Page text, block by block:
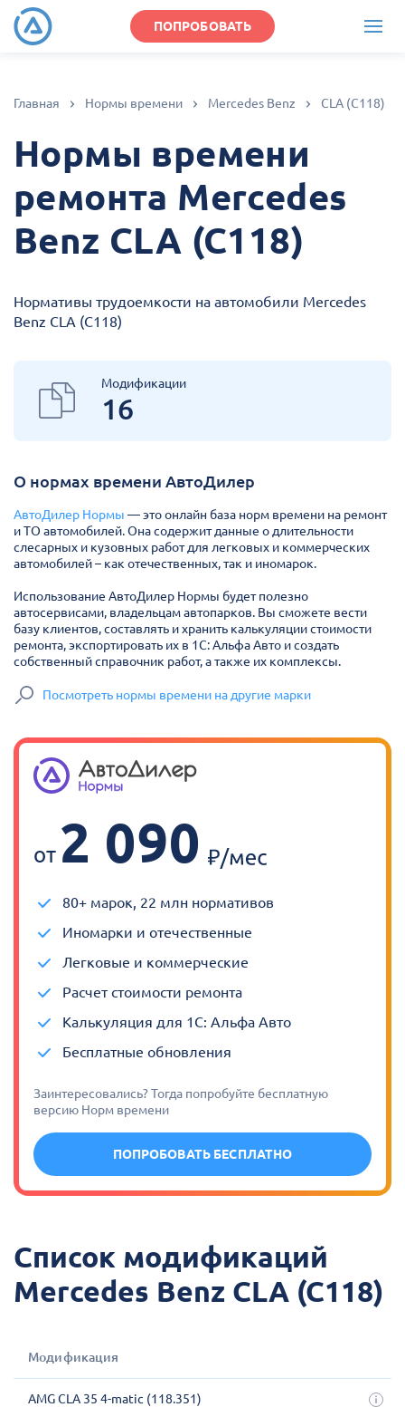
ПОПРОБОВАТЬ
Главная Нормы времени Mercedes Benz CLA (C118)
Нормы времени
ремонта Mercedes
Benz CLA (C118)
Нормативы трудоемкости на автомобили Mercedes
Benz CLA (C118)
Модификации
16
О нормах времени АвтоДилер
АвтоДилер Нормы — это онлайн база норм времени на ремонт
и ТО автомобилей. Она содержит данные о длительности
слесарных и кузовных работ для легковых и коммерческих
автомобилей – как отечественных, так и иномарок.
Использование АвтоДилер Нормы будет полезно
автосервисами, владельцам автопарков. Вы сможете вести
базу клиентов, составлять и хранить калькуляции стоимости
ремонта, экспортировать их в 1С: Альфа Авто и создать
собственный справочник работ, а также их комплексы.
Посмотреть нормы времени на другие марки
от 2 090
80+ марок, 22 млн нормативов
Иномарки и отечественные
Легковые и коммерческие
Расчет стоимости ремонта
Калькуляция для 1С: Альфа Авто
Бесплатные обновления
Заинтересовались? Тогда попробуйте бесплатную
версию Норм времени
ПОПРОБОВАТЬ БЕСПЛАТНО
Список модификаций
Mercedes Benz CLA (C118)
Модификация
AMG CLA 35 4-matic (118.351)